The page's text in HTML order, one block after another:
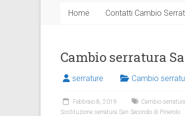
Home Contatti Cambio
Cambio serratura
serrature Cambio
Febbraio 8, 2019 Cambio
Sostituzione serratura San Secondo di Pinerolo